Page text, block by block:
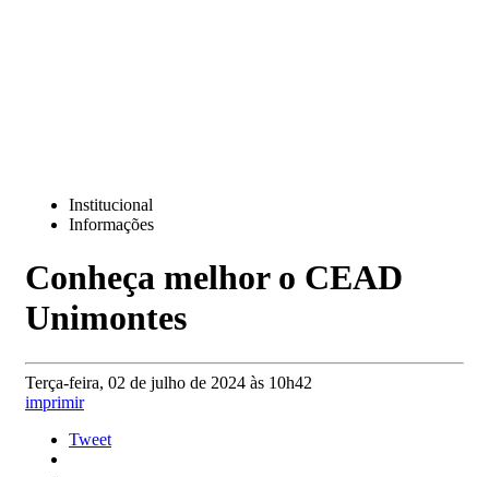
Institucional
Informações
Conheça melhor o CEAD
Unimontes
Terça-feira, 02 de julho de 2024 às 10h42
imprimir
Tweet